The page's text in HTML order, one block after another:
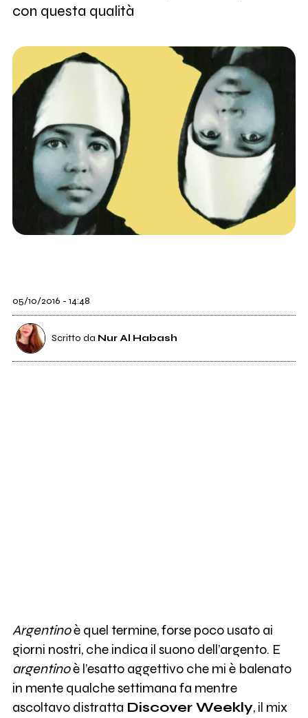
con questa qualità
05/10/2016 - 14:48
Scritto da Nur Al Habash
Argentinoè quel termine, forse poco usato ai
giorni nostri, che indica il suono dell’argento. E
argentinoè l’esatto aggettivo che mi è balenato
in mente qualche settimana fa mentre
ascoltavo distratta Discover Weekly, il mix